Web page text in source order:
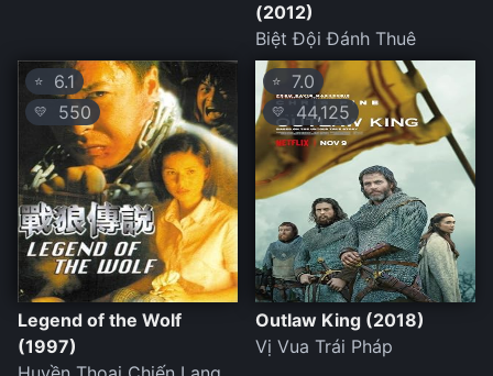
(2012)
Biệt Đội Đánh Thuê
⭐ 6.1
💛 550
Legend of the Wolf
(1997)
⭐ 7.0
💛 44,125
Outlaw King (2018)
Vị Vua Trái Pháp